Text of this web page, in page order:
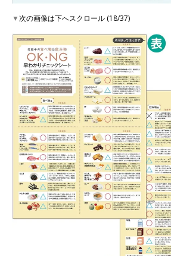
▼次の画像は下へスクロール (18/37)